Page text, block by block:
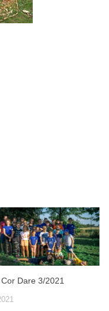
Dare 3/2021